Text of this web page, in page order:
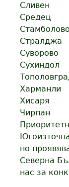
Сливен
Средец
Стамболово
Стралджа
Суворово
Сухиндол
Харманли
Хисаря
Чирпан
но
Северна
нас за